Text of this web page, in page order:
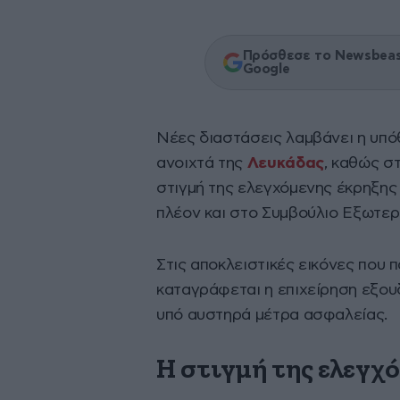
Πρόσθεσε το
Google
Νέες διαστάσεις λαμβάνει η
ανοιχτά της Λευκάδας, καθώς
στιγμή της ελεγχόμενης
πλέον και στο Συμβούλιο
Στις αποκλειστικές εικόνες
καταγράφεται η επιχείρηση
υπό αυστηρά μέτρα ασφαλείας.
Η στιγμή της